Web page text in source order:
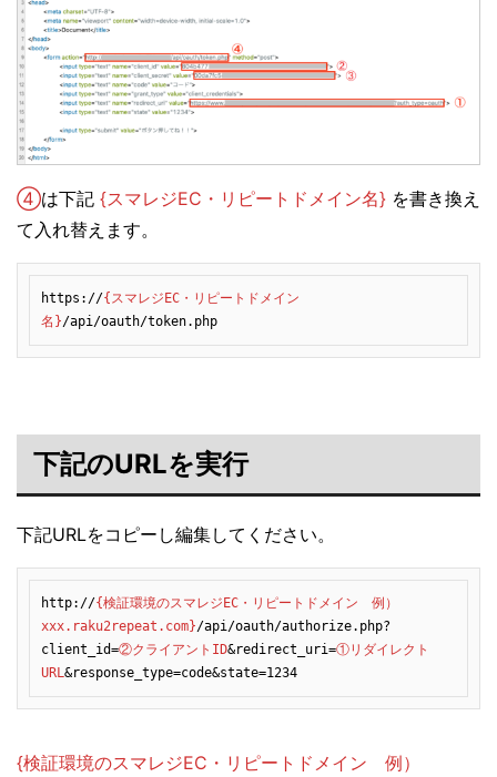
④は下記 {スマレジEC・リピートドメイン名} を書き換え
て入れ替えます。
https://{スマレジEC・リピートドメイン
名}/api/oauth/token.php
下記のURLを実行
下記URLをコピーし編集してください。
http://{検証環境のスマレジEC・リピートドメイン　例）
xxx.raku2repeat.com}/api/oauth/authorize.php?
client_id=②クライアントID&redirect_uri=①リダイレクト
URL&response_type=code&state=1234
{検証環境のスマレジEC・リピートドメイン 例）